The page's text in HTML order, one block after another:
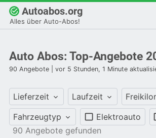
Autoabos.org
Alles über Auto-Abos!
Alles über Auto-Abos!
Auto Abos: Top-Angebote
90 Angebote | vor 5 Stunden, 1 Minute
Lieferzeit Laufzeit
Fahrzeugtyp Elektroauto
90 Angebote gefunden